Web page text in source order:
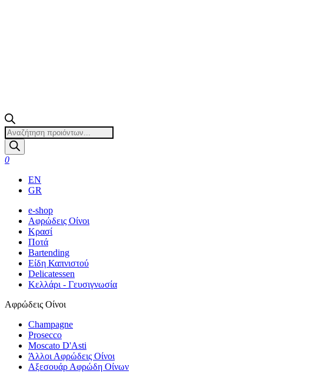
Products
search
0
EN
GR
e-shop
Αφρώδεις Οίνοι
Κρασί
Ποτά
Bartending
Είδη Καπνιστού
Delicatessen
Κελλάρι - Γευσιγνωσία
Αφρώδεις Οίνοι
Champagne
Prosecco
Moscato D'Asti
Άλλοι Αφρώδεις Οίνοι
Αξεσουάρ Αφρώδη Οίνων